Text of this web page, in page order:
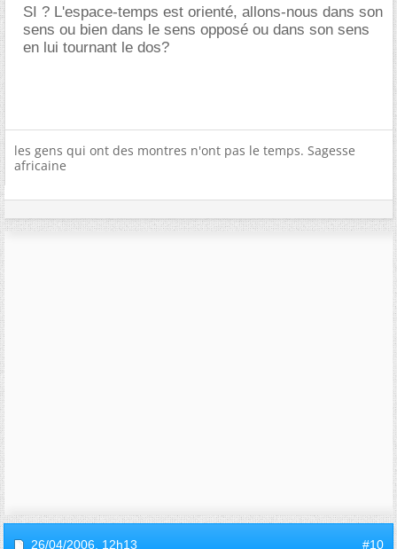
SI ? L'espace-temps est orienté, allons-nous dans son
sens ou bien dans le sens opposé ou dans son sens
en lui tournant le dos?
les gens qui ont des montres n'ont pas le temps. Sagesse
africaine
26/04/2006, 12h13 #10